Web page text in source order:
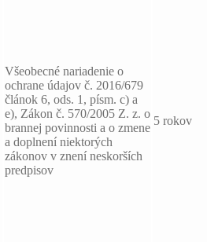
Všeobecné nariadenie o
ochrane údajov č. 2016/679
článok 6, ods. 1, písm. c) a
e), Zákon č. 570/2005 Z. z. o
brannej povinnosti a o zmene
a doplnení niektorých
zákonov v znení neskorších
predpisov
5 rokov